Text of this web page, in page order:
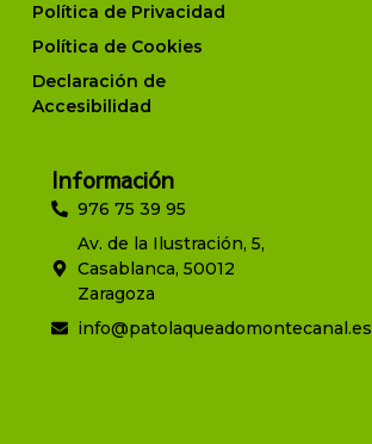
Política de Privacidad
Política de Cookies
Declaración de
Accesibilidad
Información
976 75 39 95
Av. de la Ilustración, 5,
Casablanca, 50012
Zaragoza
info@patolaqueadomontecanal.es